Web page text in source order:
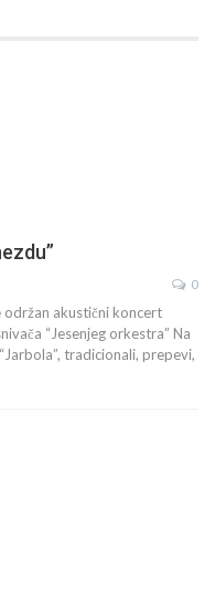
0
održan akustični koncert
“Jesenjeg orkestra” Na
tradicionali, prepevi,